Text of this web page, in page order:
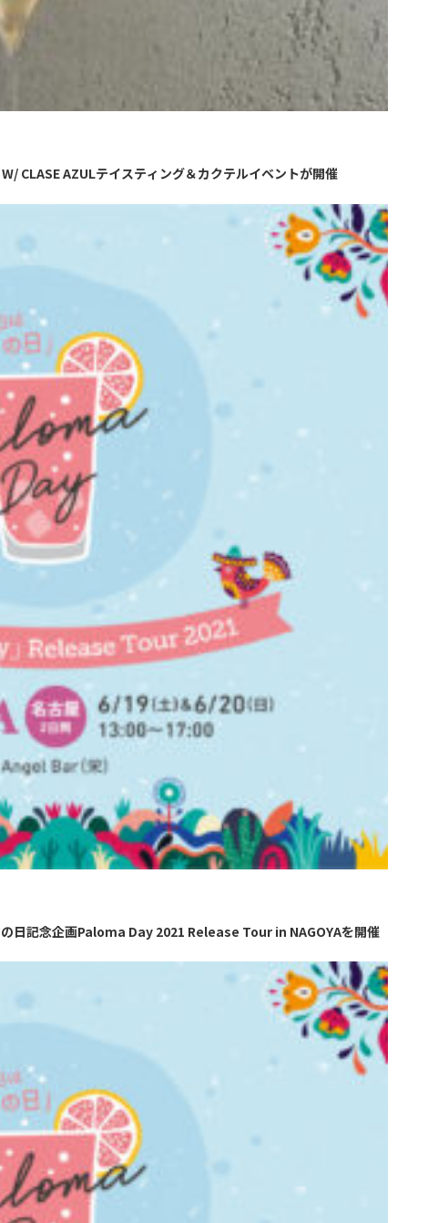
CLASE AZULテイスティング＆カクテルイベントが開催
日記念企画Paloma Day 2021 Release Tour in NAGOYAを開催